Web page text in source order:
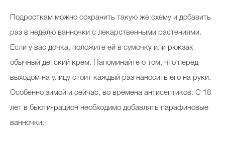
Подросткам можно сохранить такую же схему и добавить
раз в неделю ванночки с лекарственными растениями.
Если у вас дочка, положите ей в сумочку или рюкзак
обычный детский крем. Напоминайте о том, что перед
выходом на улицу стоит каждый раз наносить его на руки.
Особенно зимой и сейчас, во времена антисептиков. С 18
лет в бьюти-рацион необходимо добавлять парафиновые
ванночки.